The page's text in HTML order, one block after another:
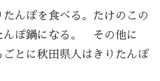
んぽを食べる。たけのこの
んぽ鍋になる。 その他に
とに秋田県人はきりたんぽ